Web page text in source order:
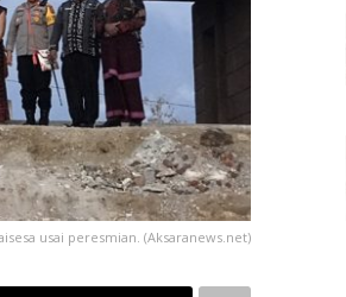
usai peresmian. (Aksaranews.net)